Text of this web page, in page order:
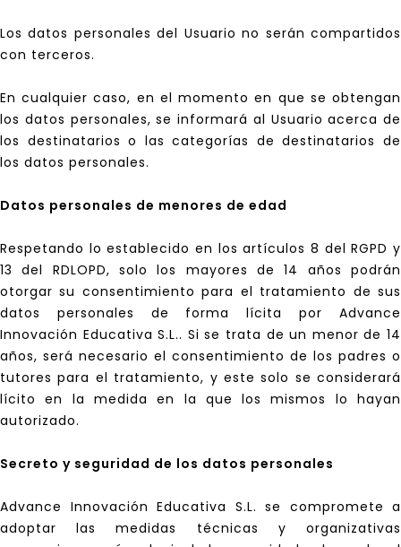
Los datos personales del Usuario no serán compartidos
con terceros.
En cualquier caso, en el momento en que se obtengan
los datos personales, se informará al Usuario acerca de
los destinatarios o las categorías de destinatarios de
los datos personales.
Datos personales de menores de edad
Respetando lo establecido en los artículos 8 del RGPD y
13 del RDLOPD, solo los mayores de 14 años podrán
otorgar su consentimiento para el tratamiento de sus
datos personales de forma lícita por Advance
Innovación Educativa S.L.. Si se trata de un menor de 14
años, será necesario el consentimiento de los padres o
tutores para el tratamiento, y este solo se considerará
lícito en la medida en la que los mismos lo hayan
autorizado.
Secreto y seguridad de los datos personales
Advance Innovación Educativa S.L. se compromete a
adoptar las medidas técnicas y organizativas